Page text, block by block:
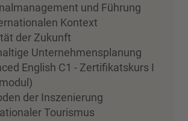
und Führung
Kontext
der Zukunft
Unternehmensplanung
English C1 - Zertifikatskurs I
der Inszenierung
Tourismus